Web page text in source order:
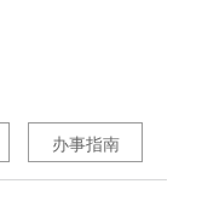
办事指南